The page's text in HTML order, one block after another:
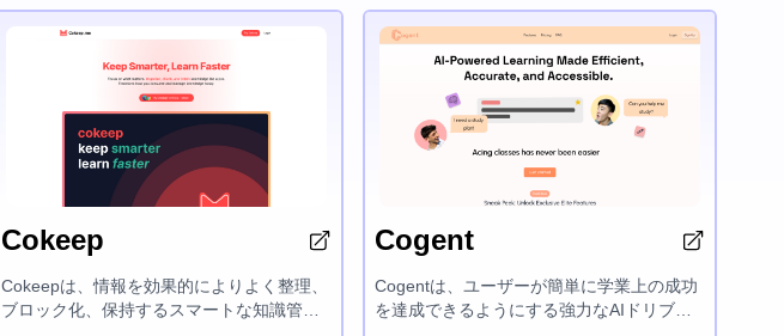
Cokeep
Cokeepは、情報を効果的によりよく整理、
ブロック化、保持するスマートな知識管理
Cogent
Cogentは、ユーザーが簡単に学業上の成功
を達成できるようにする強力なAIドリブン